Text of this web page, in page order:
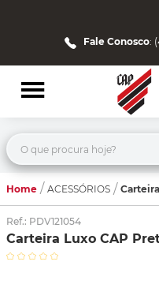
Fale Conosco:
O que procura hoje?
Home ACESSÓRIOS
Ref.: PDV121054
Carteira Luxo CAP